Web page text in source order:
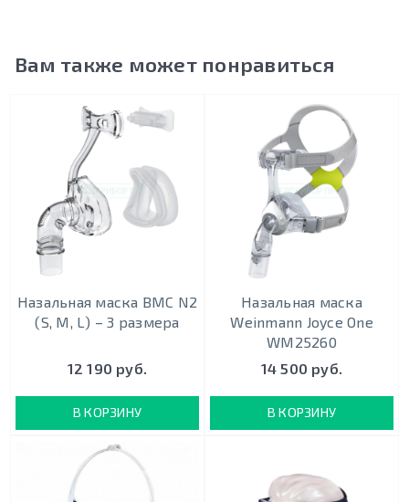
Вам также может понравиться
Назальная маска BMC N2
(S, M, L) – 3 размера
12 190 руб.
В КОРЗИНУ
Назальная маска
Weinmann Joyce One
WM25260
14 500 руб.
В КОРЗИНУ